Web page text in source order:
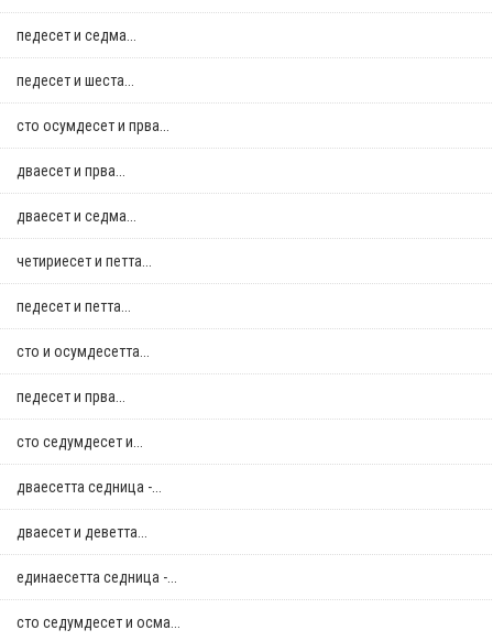
педесет и седма...
педесет и шеста...
сто осумдесет и прва...
дваесет и прва...
дваесет и седма...
четириесет и петта...
педесет и петта...
сто и осумдесетта...
педесет и прва...
сто седумдесет и...
дваесетта седница -...
дваесет и деветта...
единаесетта седница -...
сто седумдесет и осма...